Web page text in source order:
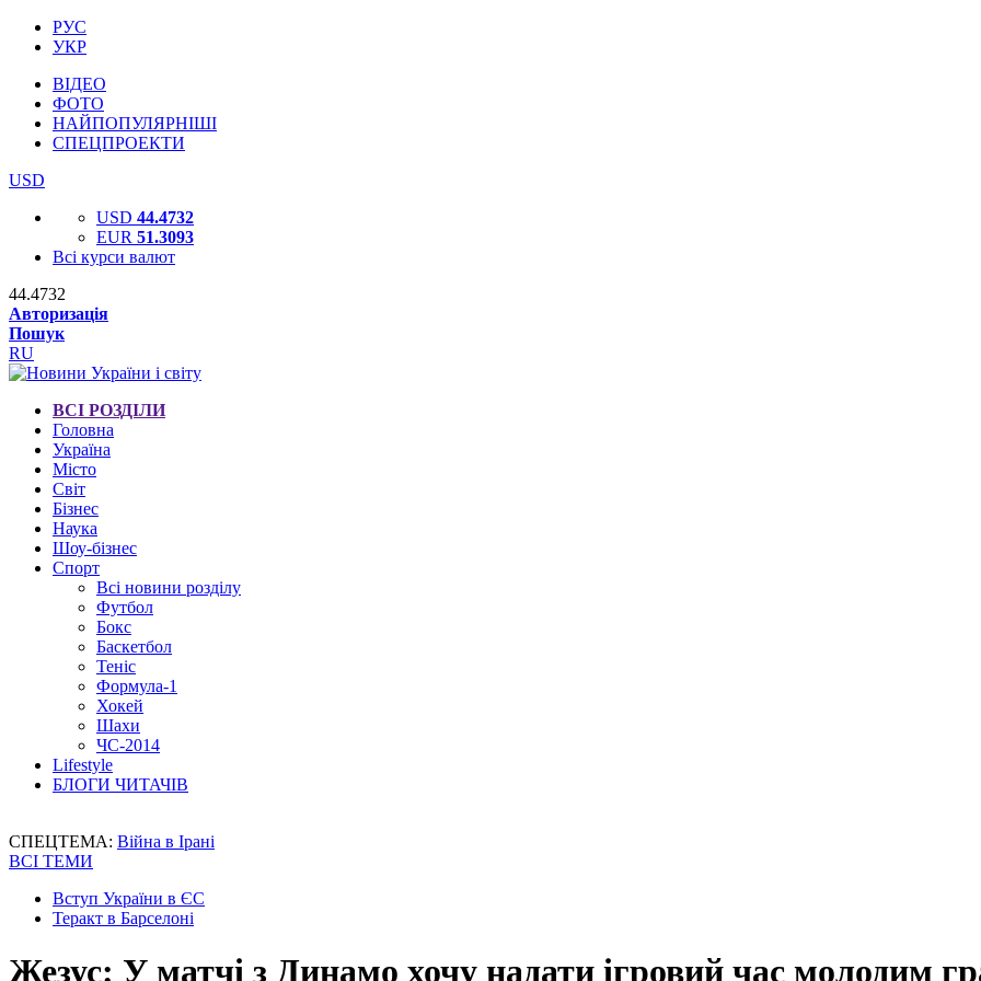
РУС
УКР
ВІДЕО
ФОТО
НАЙПОПУЛЯРНІШІ
СПЕЦПРОЕКТИ
USD
USD 44.4732
EUR 51.3093
Всі курси валют
44.4732
Авторизація
Пошук
RU
ВСІ РОЗДІЛИ
Головна
Україна
Місто
Світ
Бізнес
Наука
Шоу-бізнес
Спорт
Всі новини розділу
Футбол
Бокс
Баскетбол
Теніс
Формула-1
Хокей
Шахи
ЧС-2014
Lifestyle
БЛОГИ ЧИТАЧІВ
СПЕЦТЕМА: Війна в Ірані
ВСІ ТЕМИ
Вступ України в ЄС
Теракт в Барселоні
Жезус: У матчі з Динамо хочу надати ігровий час молодим